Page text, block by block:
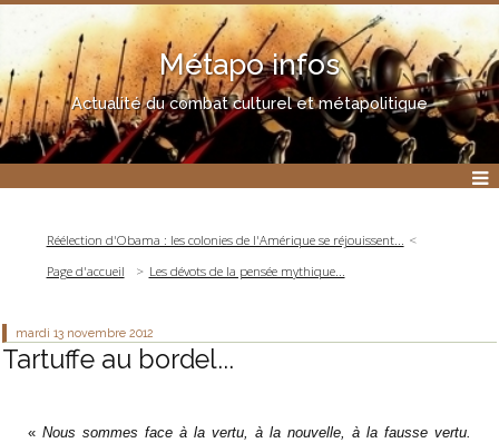
Métapo infos
Actualité du combat culturel et métapolitique
Réélection d'Obama : les colonies de l'Amérique se réjouissent...
Page d'accueil
Les dévots de la pensée mythique...
mardi 13 novembre 2012
Tartuffe au bordel...
«Nous sommes face à la vertu, à la nouvelle, à la fausse vertu.